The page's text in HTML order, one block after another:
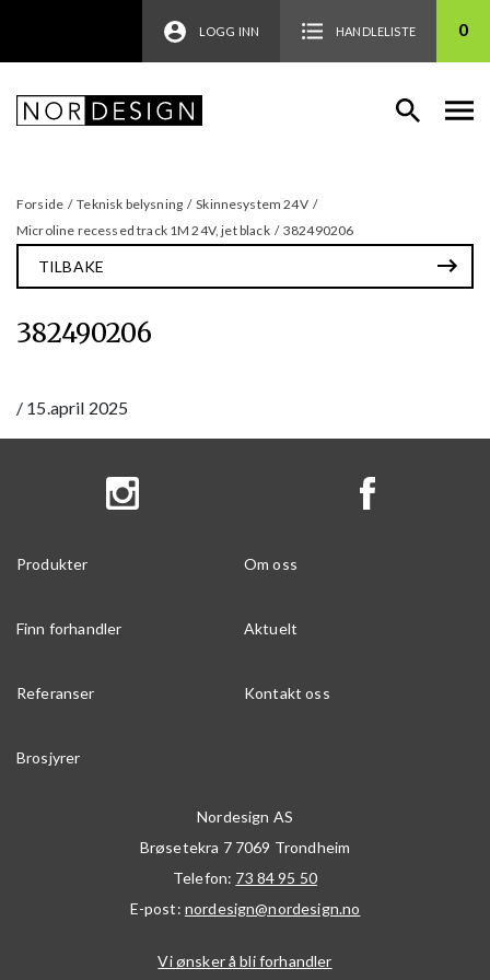
LOGG INN HANDLELISTE 0
Forside / Teknisk belysning / Skinnesystem 24V /
Microline recessed track 1M 24V, jet black / 382490206
TILBAKE
382490206
/ 15.april 2025
Produkter Om oss
Finn forhandler Aktuelt
Referanser Kontakt oss
Brosjyrer
Nordesign AS
Brøsetekra 7 7069 Trondheim
Telefon: 73 84 95 50
E-post: nordesign@nordesign.no
Vi ønsker å bli forhandler